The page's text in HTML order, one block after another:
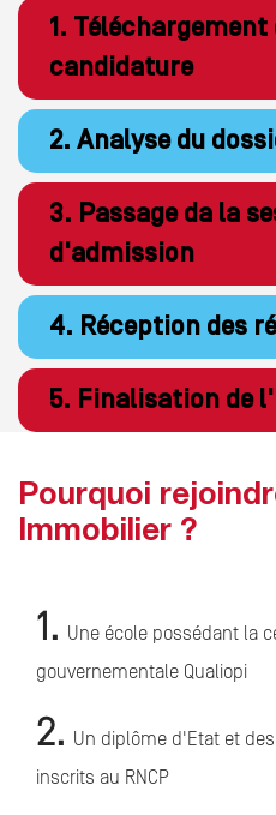
1. Téléchargement
candidature
2. Analyse du
3. Passage da la
d'admission
4. Réception des
5. Finalisation de
Pourquoi
Immobilier ?
1. Une école possédant la
gouvernementale Qualiopi
2. Un diplôme d'Etat et
inscrits au RNCP